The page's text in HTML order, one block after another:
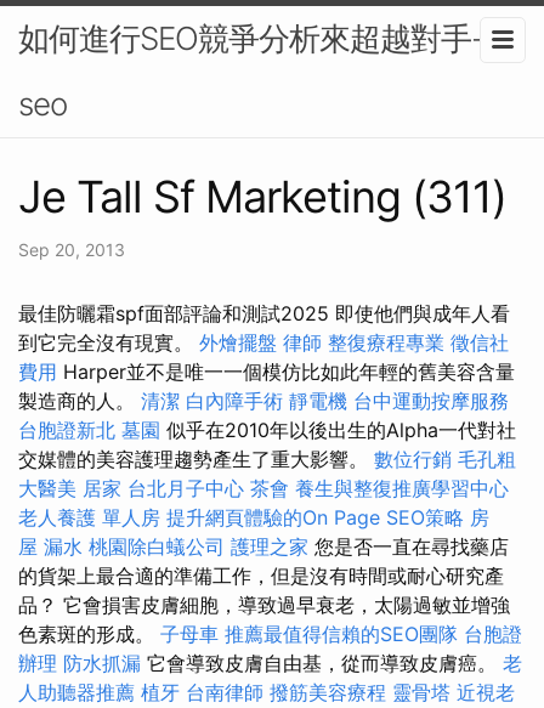
如何進行SEO競爭分析來超越對手-
seo
Je Tall Sf Marketing (311)
Sep 20, 2013
最佳防曬霜spf面部評論和測試2025 即使他們與成年人看
到它完全沒有現實。 外燴擺盤 律師 整復療程專業 徵信社
費用 Harper並不是唯一一個模仿比如此年輕的舊美容含量
製造商的人。 清潔 白內障手術 靜電機 台中運動按摩服務
台胞證新北 墓園 似乎在2010年以後出生的Alpha一代對社
交媒體的美容護理趨勢產生了重大影響。 數位行銷 毛孔粗
大醫美 居家 台北月子中心 茶會 養生與整復推廣學習中心
老人養護 單人房 提升網頁體驗的On Page SEO策略 房
屋 漏水 桃園除白蟻公司 護理之家 您是否一直在尋找藥店
的貨架上最合適的準備工作，但是沒有時間或耐心研究產
品？ 它會損害皮膚細胞，導致過早衰老，太陽過敏並增強
色素斑的形成。 子母車 推薦最值得信賴的SEO團隊 台胞證
辦理 防水抓漏 它會導致皮膚自由基，從而導致皮膚癌。 老
人助聽器推薦 植牙 台南律師 撥筋美容療程 靈骨塔 近視老